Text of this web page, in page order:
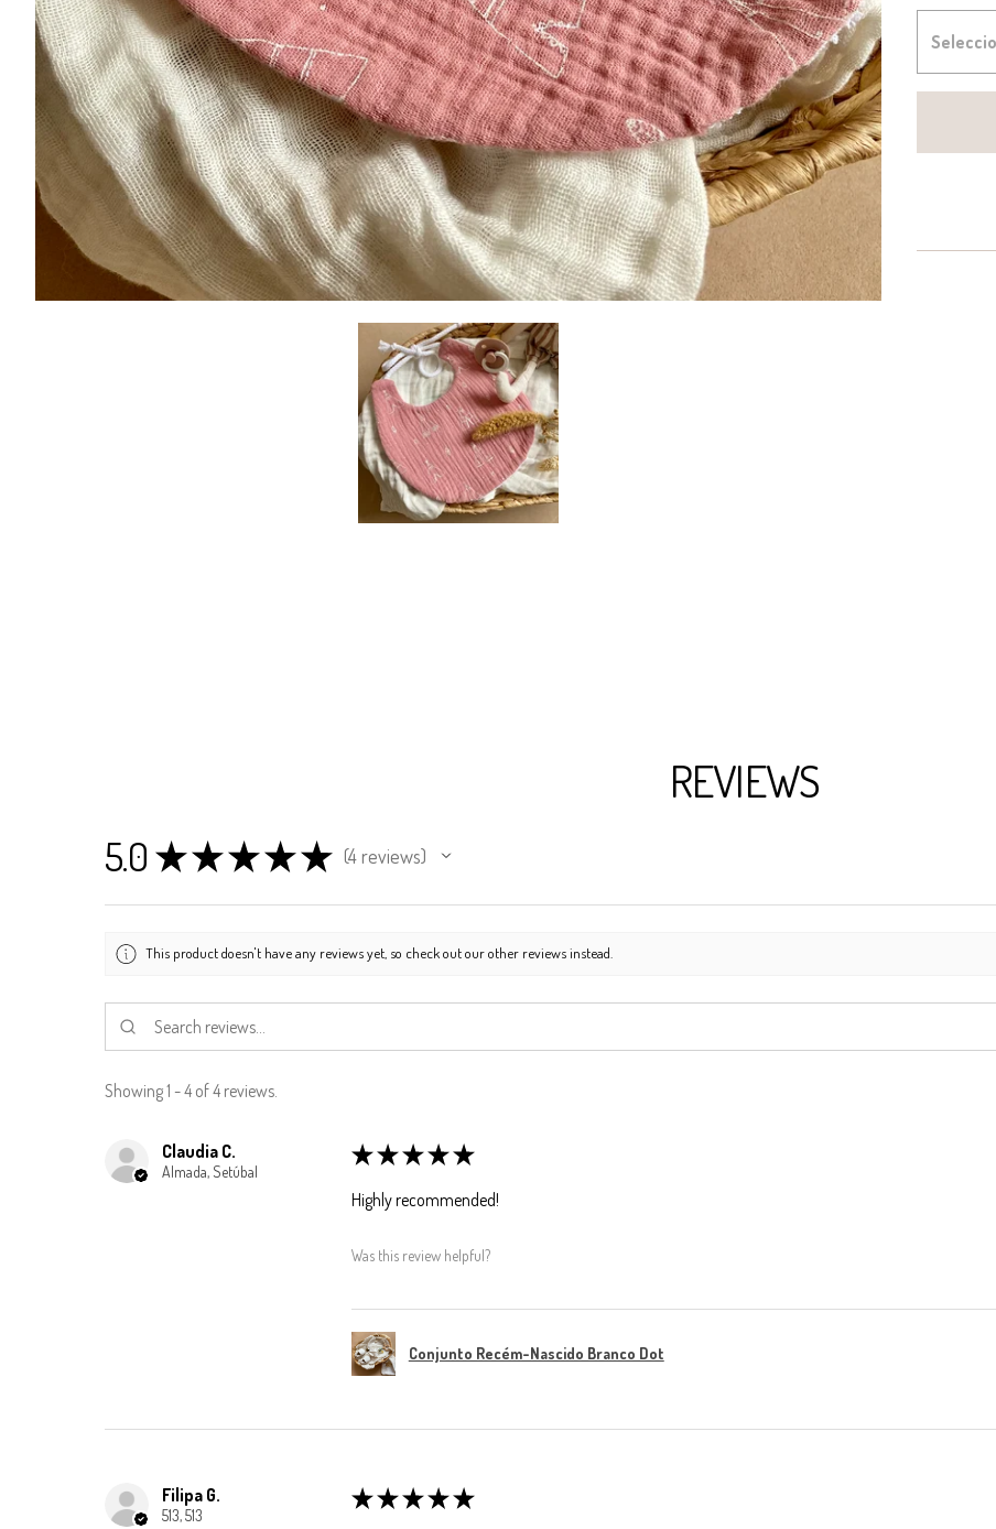
REVIEWS
5.0 ★★★★★ 4reviews
4
This product doesn't have any reviews yet, so check out our other reviews instead.
Showing 1 - 4 of 4 reviews.
Claudia C.
Almada, Setúbal
★ ★ ★ ★ ★
Highly recommended!
Was this review helpful?
Conjunto Recém-Nascido Branco Dot
Filipa G.
513, 513
★ ★ ★ ★ ★